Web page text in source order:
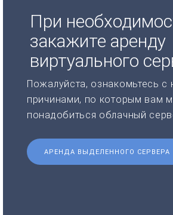
При
закажите аренду
виртуального
Пожалуйста, ознакомьтесь с
причинами, по которым вам
понадобиться облачный
АРЕНДА ВЫДЕЛЕННОГО СЕРВЕРА